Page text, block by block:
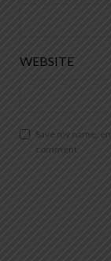
WEBSITE
Save my name,
comment.